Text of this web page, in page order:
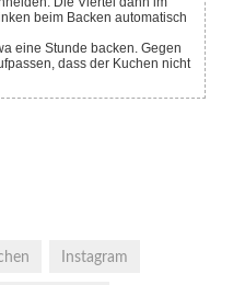
beim Backen automatisch
dass der Kuchen nicht
Instagram